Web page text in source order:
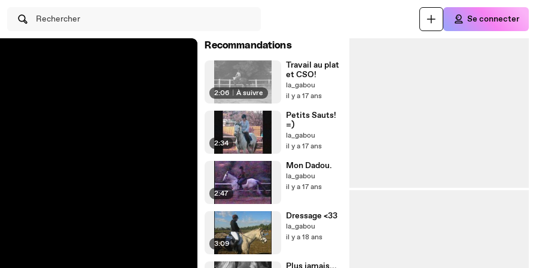
Rechercher Se connecter
Recommandations
2:06 À suivre
Travail au plat
et CSO!
la_gabou
il y a 17 ans
2:34
Petits Sauts!
=)
la_gabou
il y a 17 ans
2:47
Mon Dadou.
la_gabou
il y a 17 ans
3:09
Dressage <33
la_gabou
il y a 18 ans